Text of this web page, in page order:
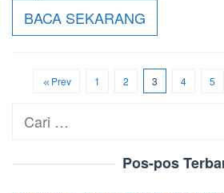
BACA SEKARANG
Prev 1 2 3 4 5
Cari
Pos-pos